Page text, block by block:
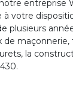
entreprise
votre
plusieurs
de
la